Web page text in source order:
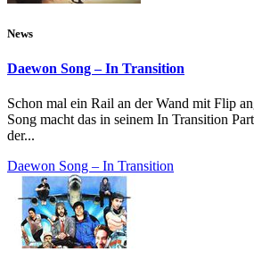
News
Daewon Song – In Transition
Schon mal ein Rail an der Wand mit Flip
Song macht das in seinem In Transition
der...
Daewon Song – In Transition